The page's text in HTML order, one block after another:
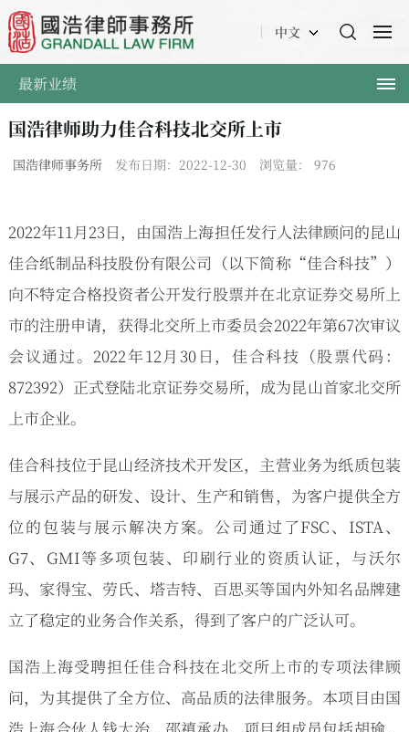
中文
最新业绩
国浩律师助力佳合科技北交所上市
国浩律师事务所 发布日期：2022-12-30 浏览量： 976
2022年11月23日，由国浩上海担任发行人法律顾问的昆山
佳合纸制品科技股份有限公司（以下简称“佳合科技”）
向不特定合格投资者公开发行股票并在北京证券交易所上
市的注册申请，获得北交所上市委员会2022年第67次审议
会议通过。2022年12月30日，佳合科技（股票代码：
872392）正式登陆北京证券交易所，成为昆山首家北交所
上市企业。
佳合科技位于昆山经济技术开发区，主营业务为纸质包装
与展示产品的研发、设计、生产和销售，为客户提供全方
位的包装与展示解决方案。公司通过了FSC、ISTA、
G7、GMI等多项包装、印刷行业的资质认证，与沃尔
玛、家得宝、劳氏、塔吉特、百思买等国内外知名品牌建
立了稳定的业务合作关系，得到了客户的广泛认可。
国浩上海受聘担任佳合科技在北交所上市的专项法律顾
问，为其提供了全方位、高品质的法律服务。本项目由国